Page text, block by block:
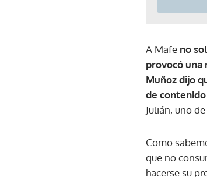
A Mafe no
provocó una
Muñoz dijo
de contenido
Julián, uno
Como
que no
hacerse su